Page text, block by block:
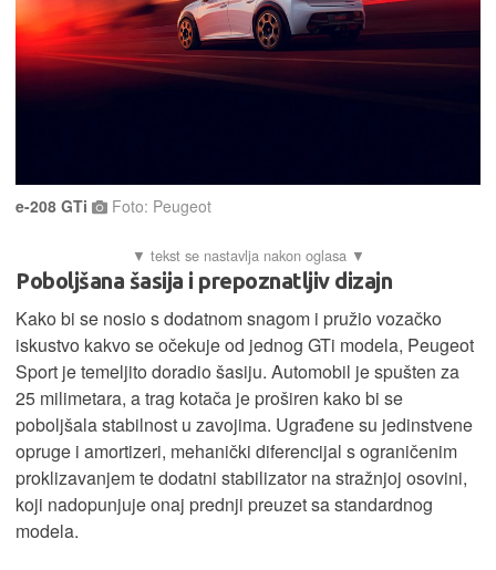
e-208 GTi Foto: Peugeot
Poboljšana šasija i prepoznatljiv dizajn
Kako bi se nosio s dodatnom snagom i pružio vozačko
iskustvo kakvo se očekuje od jednog GTi modela, Peugeot
Sport je temeljito doradio šasiju. Automobil je spušten za
25 milimetara, a trag kotača je proširen kako bi se
poboljšala stabilnost u zavojima. Ugrađene su jedinstvene
opruge i amortizeri, mehanički diferencijal s ograničenim
proklizavanjem te dodatni stabilizator na stražnjoj osovini,
koji nadopunjuje onaj prednji preuzet sa standardnog
modela.